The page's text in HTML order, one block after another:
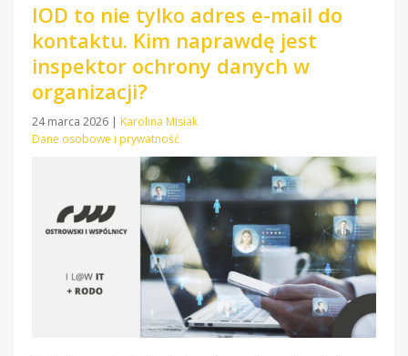
IOD to nie tylko adres e-mail do
kontaktu. Kim naprawdę jest
inspektor ochrony danych w
organizacji?
24 marca 2026 | Karolina Misiak
Dane osobowe i prywatność